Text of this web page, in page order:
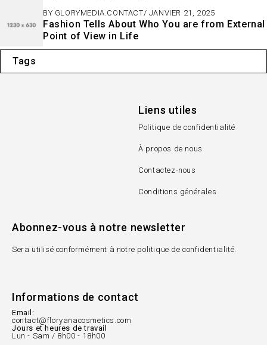
BY GLORYMEDIA.CONTACT JANVIER 21, 2025
Fashion Tells About Who You are from External
Point of View in Life
Tags
Informations de contact
Email:
contact@floryanacosmetics.com
Jours et heures de travail
Lun - Sam / 8h00 - 18h00
Liens utiles
Politique de confidentialité
À propos de nous
Contactez-nous
Conditions générales
Abonnez-vous à notre newsletter
Sera utilisé conformément à notre politique de confidentialité.